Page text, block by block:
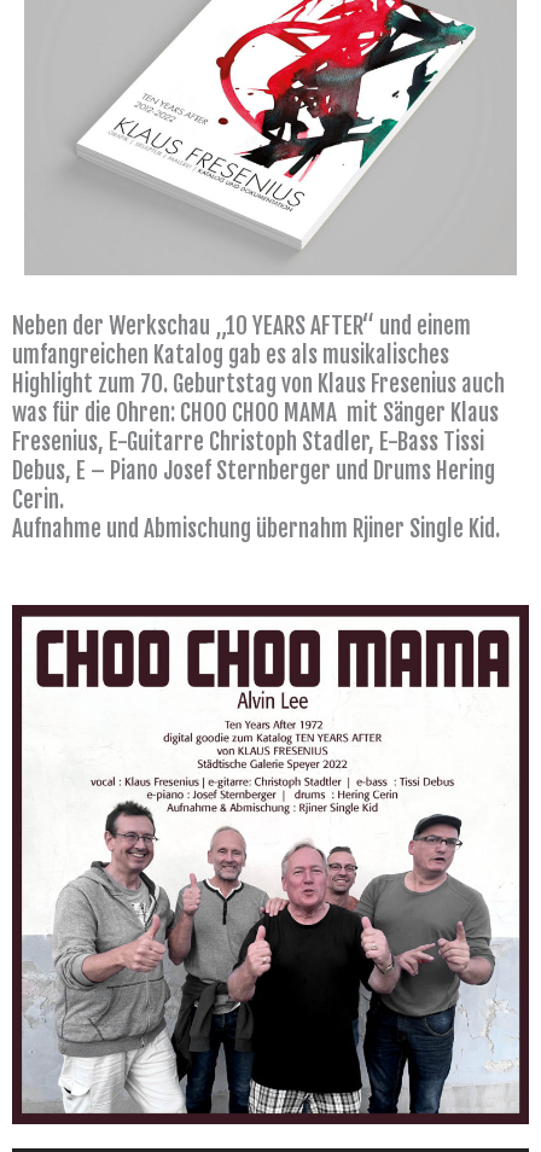
Neben der Werkschau „10 YEARS AFTER“ und einem
umfangreichen Katalog gab es als musikalisches
Highlight zum 70. Geburtstag von Klaus Fresenius auch
was für die Ohren: CHOO CHOO MAMA mit Sänger Klaus
Fresenius, E-Guitarre Christoph Stadler, E-Bass Tissi
Debus, E – Piano Josef Sternberger und Drums Hering
Cerin.
Aufnahme und Abmischung übernahm Rjiner Single Kid.